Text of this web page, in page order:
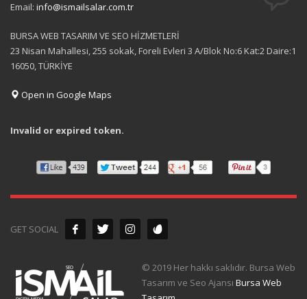
Email: info@ismailsalar.com.tr
BURSA WEB TASARIM VE SEO HİZMETLERİ
23 Nisan Mahallesi, 255 sokak, Foreli Evleri 3 A/Blok No:6 Kat:2 Daire:1
16050, TÜRKİYE
Open in Google Maps
Invalid or expired token.
GET SOCIAL
© 2019 Her hakkı saklıdır. Bursa Web
Tasarım ve Seo Ajansı Bursa Web